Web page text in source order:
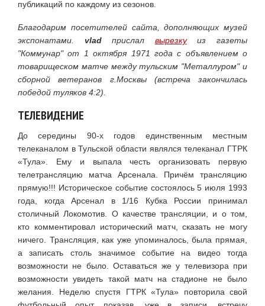
публикаций по каждому из сезонов.
Благодарим посетителей сайта, дополняющих музей
экспонатами. vladприслал вырезкуиз газеты
"Коммунар" от 1 октября 1971 года с объявлением о
товарищеском матче между тульским "Металлуром" и
сборной ветеранов г.Москвы (встреча закончилась
победой туляков 4:2).
ТЕЛЕВИДЕНИЕ
До середины 90-х годов единственным местным
телеканалом в Тульской области являлся телеканал ГТРК
«Тула». Ему и выпала честь организовать первую
телетрансляцию матча Арсенала. Причём трансляцию
прямую!!! Историческое событие состоялось 5 июля 1993
года, когда Арсенал в 1/16 Кубка России принимал
столичный Локомотив. О качестве трансляции, и о том,
кто комментировал исторический матч, сказать не могу
ничего. Трансляция, как уже упоминалось, была прямая,
а записать столь значимое событие на видео тогда
возможности не было. Оставаться же у телевизора при
возможности увидеть такой матч на стадионе не было
желания. Неделю спустя ГТРК «Тула» повторила свой